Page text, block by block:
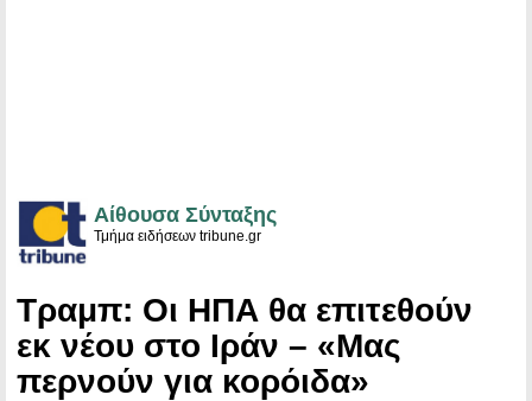
Αίθουσα Σύνταξης
Τμήμα ειδήσεων tribune.gr
Τραμπ: Οι ΗΠΑ θα επιτεθούν
εκ νέου στο Ιράν – «Μας
περνούν για κορόιδα»